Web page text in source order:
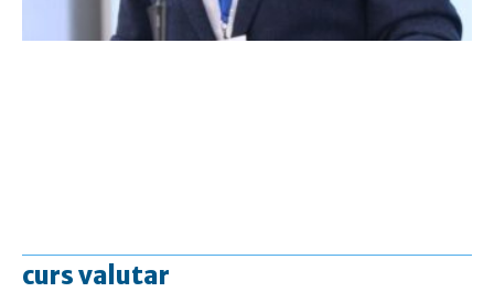
curs valutar